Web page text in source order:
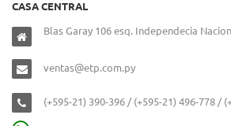
CASA CENTRAL
Blas Garay 106 esq. Independecia
ventas@etp.com.py
(+595-21) 390-396 / (+595-21) 496-778 /